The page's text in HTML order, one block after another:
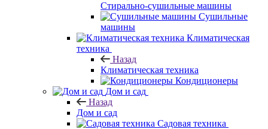
Стирально-сушильные машины
Сушильные
машины
Климатическая
техника
Назад
Климатическая техника
Кондиционеры
Дом и сад
Назад
Дом и сад
Садовая техника